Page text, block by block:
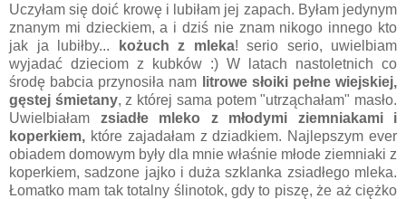
Uczyłam się doić krowę i lubiłam jej zapach. Byłam jedynym
znanym mi dzieckiem, a i dziś nie znam nikogo innego kto
jak ja lubiłby...
kożuch z mleka! serio serio, uwielbiam
wyjadać dzieciom z kubków :) W latach nastoletnich co
środę babcia przynosiła nam
litrowe słoiki pełne wiejskiej,
gęstej śmietany, z której sama potem "utrząchałam" masło.
Uwielbiałam zsiadłe mleko z młodymi ziemniakami i
koperkiem, które zajadałam z dziadkiem. Najlepszym ever
obiadem domowym były dla mnie właśnie młode ziemniaki z
koperkiem, sadzone jajko i duża szklanka zsiadłego mleka.
Łomatko mam tak totalny ślinotok, gdy to piszę, że aż ciężko